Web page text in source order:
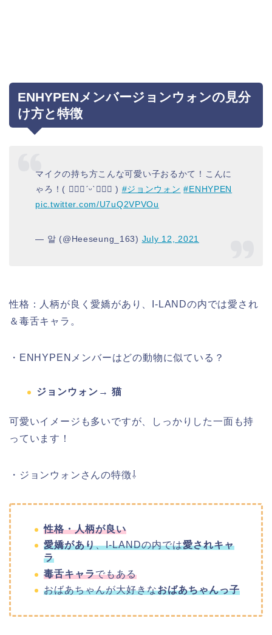
ENHYPENメンバージョンウォンの見分
け方と特徴
マイクの持ち方こんな可愛い子おるかて！こんに
ゃろ！( ๑⃙⃘ˊᵕˋ๑⃙⃘ ) #ジョンウォン #ENHYPEN
pic.twitter.com/U7uQ2VPVOu
— 알 (@Heeseung_163) July 12, 2021
性格：人柄が良く愛嬌があり、I-LANDの内では愛され
＆毒舌キャラ。
・ENHYPENメンバーはどの動物に似ている？
ジョンウォン→ 猫
可愛いイメージも多いですが、しっかりした一面も持
っています！
・ジョンウォンさんの特徴⇩
性格・人柄が良い
愛嬌があり、I-LANDの内では愛されキャ
ラ
毒舌キャラでもある
おばあちゃんが大好きなおばあちゃんっ子